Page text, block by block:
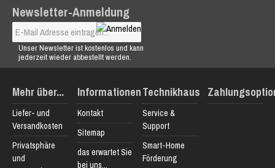
Newsletter-Anmeldung
Unser Newsletter ist kostenlos und kann
jederzeit wieder abbestellt werden.
Mehr über...
Liefer- und
Versandkosten
Privatsphäre
und
Informationen
Kontakt
Sitemap
das erwartet Sie
bei uns...
Technikhaus
Service &
Support
Smart-Home
Förderung